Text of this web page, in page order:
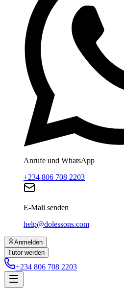
Anrufe und WhatsApp
+234 806 708 2203
E-Mail senden
help@dolessons.com
Anmelden
Tutor werden
+234 806 708 2203